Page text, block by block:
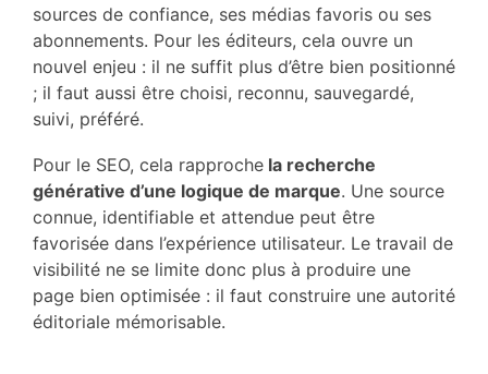
sources de confiance, ses médias favoris ou ses
abonnements. Pour les éditeurs, cela ouvre un
nouvel enjeu : il ne suffit plus d’être bien positionné
; il faut aussi être choisi, reconnu, sauvegardé,
suivi, préféré.
Pour le SEO, cela rapproche la recherche
générative d’une logique de marque. Une source
connue, identifiable et attendue peut être
favorisée dans l’expérience utilisateur. Le travail de
visibilité ne se limite donc plus à produire une
page bien optimisée : il faut construire une autorité
éditoriale mémorisable.